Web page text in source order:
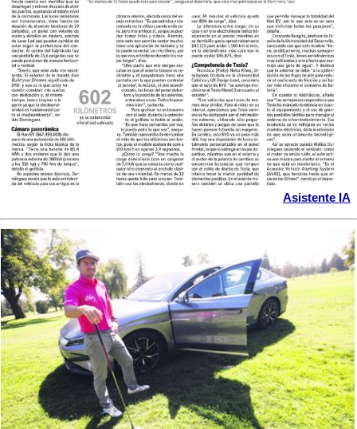
Asistente IA